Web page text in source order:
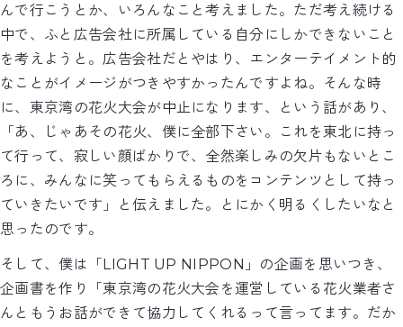
んで行こうとか、いろんなこと考えました。ただ考え続ける
中で、ふと広告会社に所属している自分にしかできないこと
を考えようと。広告会社だとやはり、エンターテイメント的
なことがイメージがつきやすかったんですよね。そんな時
に、東京湾の花火大会が中止になります、という話があり、
「あ、じゃあその花火、僕に全部下さい。これを東北に持っ
て行って、寂しい顔ばかりで、全然楽しみの欠片もないとこ
ろに、みんなに笑ってもらえるものをコンテンツとして持っ
ていきたいです」と伝えました。とにかく明るくしたいなと
思ったのです。
そして、僕は「LIGHT UP NIPPON」の企画を思いつき、
企画書を作り「東京湾の花火大会を運営している花火業者さ
んともうお話ができて協力してくれるって言ってます。だか